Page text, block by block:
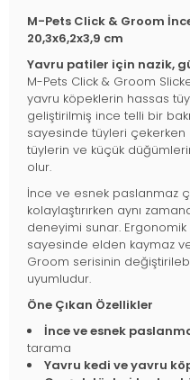
M-Pets Click & Groom
20,3x6,2x3,9 cm
Yavru patiler için nazik,
M-Pets Click & Groom
yavru köpeklerin hassas
geliştirilmiş ince telli bir
sayesinde tüyleri
tüylerin ve küçük
olur.
İnce ve esnek paslanmaz
kolaylaştırırken aynı
deneyimi sunar. Ergonomik
sayesinde elden kaymaz
Groom serisinin
uyumludur.
Öne Çıkan Özellikler
İnce ve esnek
tarama
Yavru kedi ve yavru